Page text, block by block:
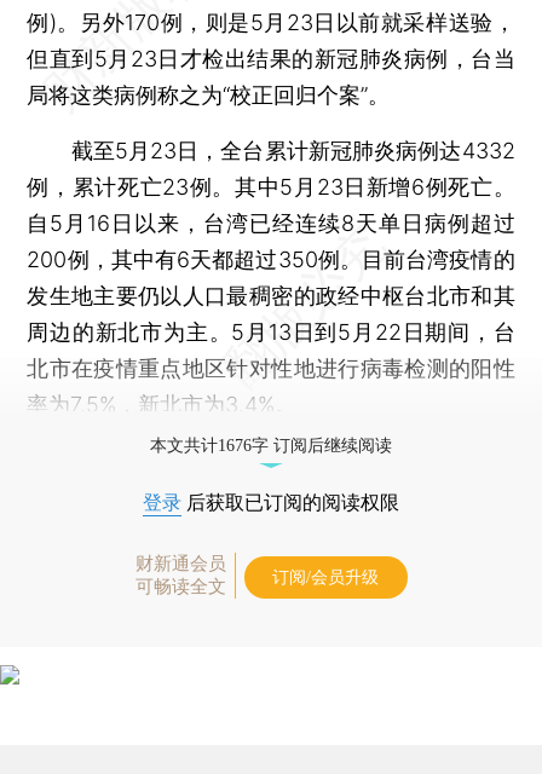
例)。另外170例，则是5月23日以前就采样送验，
但直到5月23日才检出结果的新冠肺炎病例，台当
局将这类病例称之为“校正回归个案”。
截至5月23日，全台累计新冠肺炎病例达4332
例，累计死亡23例。其中5月23日新增6例死亡。
自5月16日以来，台湾已经连续8天单日病例超过
200例，其中有6天都超过350例。目前台湾疫情的
发生地主要仍以人口最稠密的政经中枢台北市和其
周边的新北市为主。5月13日到5月22日期间，台
北市在疫情重点地区针对性地进行病毒检测的阳性
率为7.5%，新北市为3.4%。
本文共计1676字 订阅后继续阅读
登录 后获取已订阅的阅读权限
财新通会员
可畅读全文
订阅/会员升级